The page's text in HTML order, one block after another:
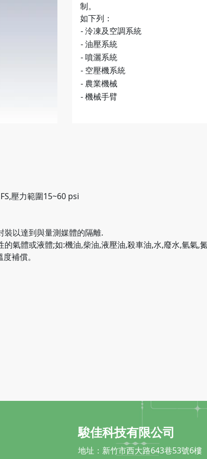
制。
如下列：
- 泠凍及空調系統
- 油壓系統
- 噴灑系統
- 空壓機系統
- 農業機械
- 機械手臂
壓力範圍15~60 psi
裝以達到與量測媒體的隔離.
氣體或液體;如:機油,柴油,液壓油,殺車油,水,廢水,氫氣,
補償。
駿佳科技有限公司
地址：新竹市西大路643巷53號6樓